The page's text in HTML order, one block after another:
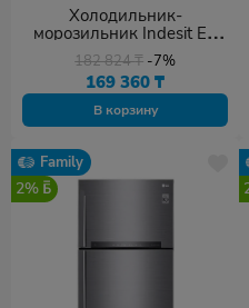
Холодильник-
морозильник Indesit ES
16 A белый
182 824₸ -7%
169 360₸
В корзину
Family
2%